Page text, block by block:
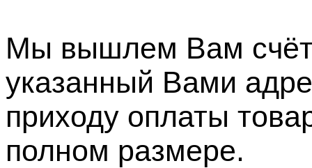
Мы вышлем Вам счёт
указанный Вами
приходу оплаты
полном размере.